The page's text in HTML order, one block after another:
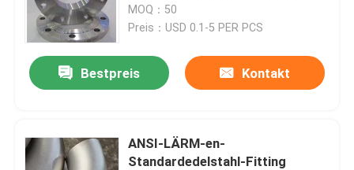
MOQ：50
Preis：USD 0.1-5 PER PCS
Bestpreis Kontakt
ANSI-LÄRM-en-
Standardedelstahl-Fitting